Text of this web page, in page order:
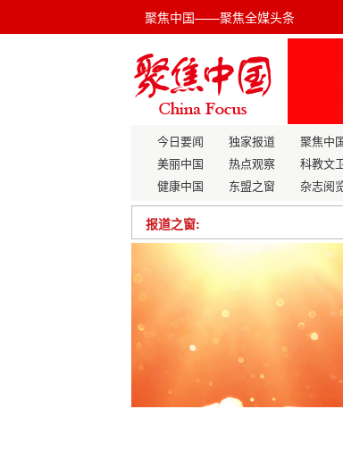
聚焦中国——聚焦全媒头条
今日要闻 独家报道
聚焦中
美丽中国
热点观察
科教文
健康中国
东盟之窗 杂志阅
报道之窗:
最高法发布第44批指导性案例
​“食药同源，养医合一”，
新与民生福祉的深度融合
四川简阳：拧紧农资“安全阀
我国大气污染治理将更多依